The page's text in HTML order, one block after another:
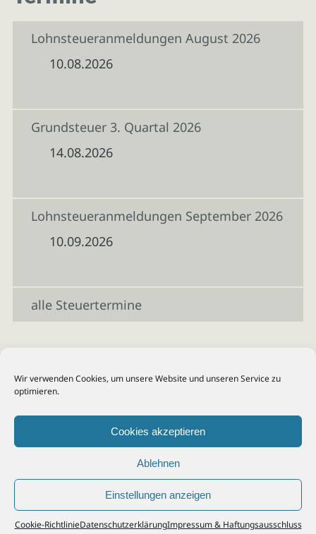
Wir verwenden Cookies, um unsere Website und unseren Service zu
optimieren.
Cookies akzeptieren
Ablehnen
Einstellungen anzeigen
Cookie-RichtlinieDatenschutzerklärungImpressum & Haftungsausschluss
Lohnsteueranmeldungen August 2026
10.08.2026
Grundsteuer 3. Quartal 2026
14.08.2026
Lohnsteueranmeldungen September 2026
10.09.2026
alle Steuertermine
© 2026Steuerberater Kempf, Köln - Steuerberatung Poll, Porz, Deutz, Mülheim,